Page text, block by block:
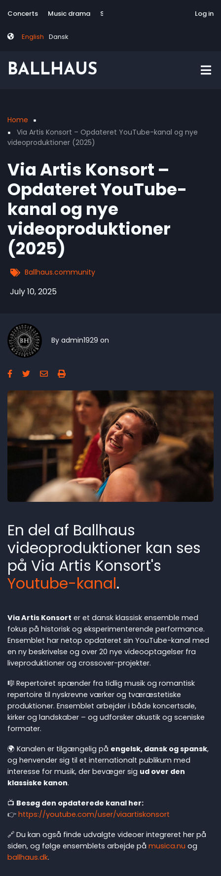
to
content
Tag
Concerts Music drama Site-responsive Via Artis Konsort
English Dansk
Log in
BALLHAUS
Breadcrumb
Home
Via Artis Konsort – Opdateret YouTube-kanal og nye
videoproduktioner (2025)
Via Artis Konsort –
Opdateret YouTube-
kanal og nye
videoproduktioner
(2025)
Ballhaus.community
July 10, 2025
By admin1929 on
En del af Ballhaus
videoproduktioner kan ses
på Via Artis Konsort's
Youtube-kanal.
Via Artis Konsort er et dansk klassisk ensemble med
fokus på historisk og eksperimenterende performance.
Ensemblet har netop opdateret sin YouTube-kanal med
en ny beskrivelse og over 20 nye videooptagelser fra
liveproduktioner og crossover-projekter.
🎼 Repertoiret spænder fra tidlig musik og romantisk
repertoire til nyskrevne værker og tværæstetiske
produktioner. Ensemblet arbejder i både koncertsale,
kirker og landskaber – og udforsker akustik og sceniske
formater.
🌍 Kanalen er tilgængelig på engelsk, dansk og spansk,
og henvender sig til et internationalt publikum med
interesse for musik, der bevæger sig ud over den
klassiske kanon.
📺 Besøg den opdaterede kanal her:
👉 https://youtube.com/user/viaartiskonsort
🔗 Du kan også finde udvalgte videoer integreret her på
siden, og følge ensemblets arbejde på musica.nu og
ballhaus.dk.